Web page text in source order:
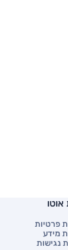
אוטו
פרטיות
מידע
נגישות